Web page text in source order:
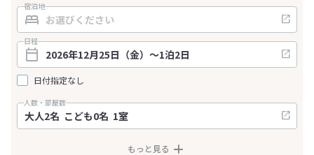
宿泊地
日程
日付指定なし
人数・部屋数
もっと見る